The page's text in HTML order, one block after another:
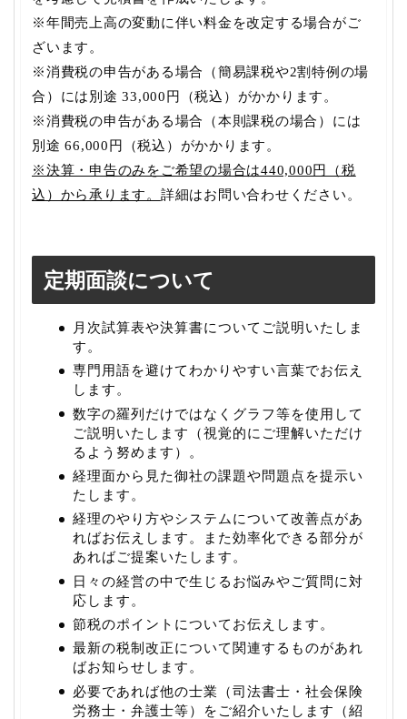
※年間売上高の変動に伴い料金を改定する場合がご
ざいます。
※消費税の申告がある場合（簡易課税や2割特例の場
合）には別途 33,000円（税込）がかかります。
※消費税の申告がある場合（本則課税の場合）には
別途 66,000円（税込）がかかります。
※決算・申告のみをご希望の場合は440,000円（税
込）から承ります。 詳細はお問い合わせください。
定期面談について
月次試算表や決算書についてご説明いたしま
す。
専門用語を避けてわかりやすい言葉でお伝え
します。
数字の羅列だけではなくグラフ等を使用して
ご説明いたします（視覚的にご理解いただけ
るよう努めます）。
経理面から見た御社の課題や問題点を提示い
たします。
経理のやり方やシステムについて改善点があ
ればお伝えします。また効率化できる部分が
あればご提案いたします。
日々の経営の中で生じるお悩みやご質問に対
応します。
節税のポイントについてお伝えします。
最新の税制改正について関連するものがあれ
ばお知らせします。
必要であれば他の士業（司法書士・社会保険
労務士・弁護士等）をご紹介いたします（紹